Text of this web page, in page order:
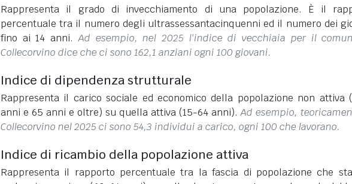
Rappresenta il grado di invecchiamento di una popolazione. È il
percentuale tra il numero degli ultrassessantacinquenni ed il numero dei
fino ai 14 anni.Ad esempio, nel 2025 l'indice di vecchiaia per il
Collecorvino dice che ci sono 162,1 anziani ogni 100 giovani.
Indice di dipendenza strutturale
Rappresenta il carico sociale ed economico della popolazione non attiva
anni e 65 anni e oltre) su quella attiva (15-64 anni).Ad esempio,
Collecorvino nel 2025 ci sono 54,3 individui a carico, ogni 100 che lavorano.
Indice di ricambio della popolazione attiva
Rappresenta il rapporto percentuale tra la fascia di popolazione che